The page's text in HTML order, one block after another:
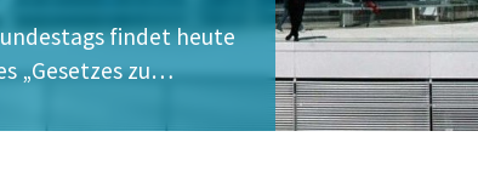
findet heute
„Gesetzes zu…